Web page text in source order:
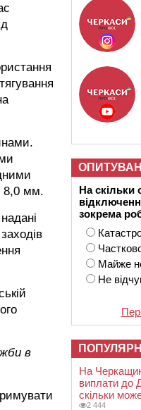
8,0 мм.
в
На
зокрема
Майже
Не
На
виплати до
скільки
2 444